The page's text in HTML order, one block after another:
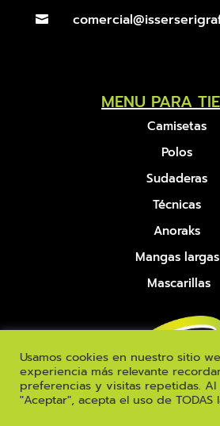

MENU PARA
Camisetas
Polos
Sudaderas
Técnicas
Anoraks
Mangas largas
Mascarillas
Usamos cookies en nuestro sitio
experiencia más relevante
preferencias y visitas repetidas.
"Aceptar", acepta el uso de TODAS